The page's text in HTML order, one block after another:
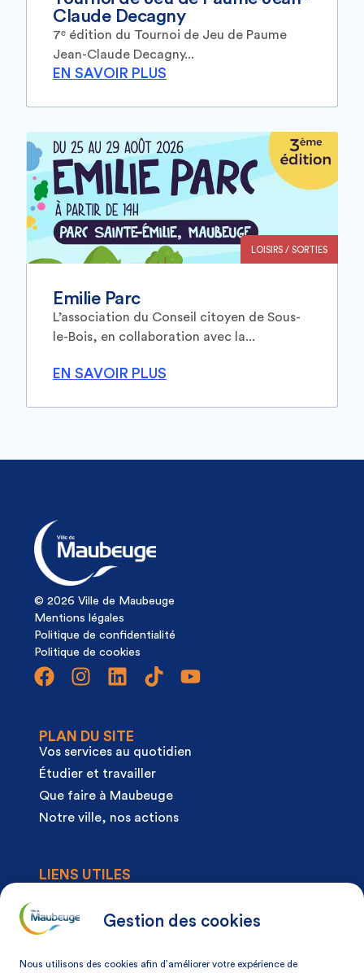
Gestion des cookies
Nous utilisons des cookies afin d’améliorer votre expérience de
Claude Decagny
7ᵉ édition du Tournoi de Jeu de Paume
Jean-Claude Decagny...
EN SAVOIR PLUS
LOISIRS / SORTIES
Emilie Parc
L’association du Conseil citoyen de Sous-
le-Bois, en collaboration avec la...
EN SAVOIR PLUS
© 2026 Ville de Maubeuge
Mentions légales
Politique de confidentialité
Politique de cookies
PLAN DU SITE
Vos services au quotidien
Étudier et travailler
Que faire à Maubeuge
Notre ville, nos actions
LIENS UTILES
Actualités
Articles à la une